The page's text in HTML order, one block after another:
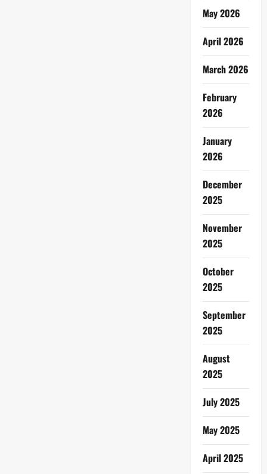
May 2026
April 2026
March 2026
February
2026
January
2026
December
2025
November
2025
October
2025
September
2025
August
2025
July 2025
May 2025
April 2025